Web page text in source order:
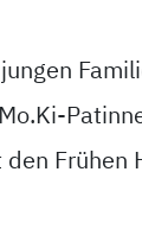
Frühen